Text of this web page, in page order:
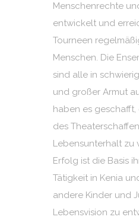
Menschenrechte
entwickelt und
Tourneen
Menschen. Die
sind alle in
und großer Armut
haben es
des
Lebensunterhalt zu
Erfolg ist die Basis
Tätigkeit in Kenia
andere Kinder und
Lebensvision zu